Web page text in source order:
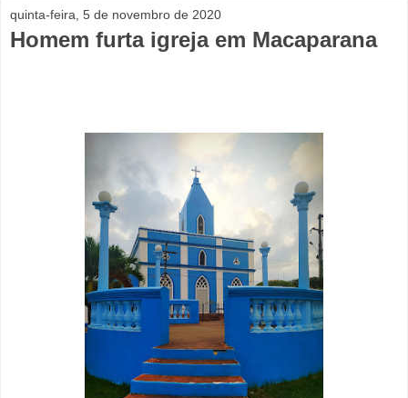
quinta-feira, 5 de novembro de 2020
Homem furta igreja em Macaparana